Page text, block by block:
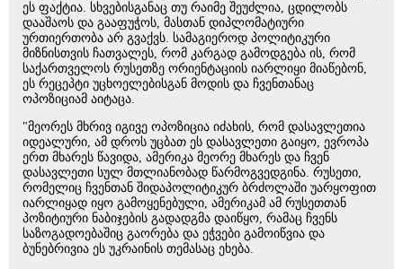
ეს ფაქტია. სხვებისგანაც თუ რაიმე შეუძლია, ცდილობს
დააშაოს და გააფუჭოს, მასთან დიპლომატიური
ურთიერთობა არ გვაქვს. სამაგიეროდ პოლიტიკური
მიზნისთვის ჩათვალეს, რომ კარგად გამოდგება ის, რომ
საქართველოს რუსეთზე ორიენტაციის იარლიყი მიაწებონ,
ეს რეცეპტი უცხოელებისგან მოდის და ჩვენთანაც
ოპოზიციამ აიტაცა.
"მეორეს მხრივ იგივე ოპოზიცია იძახის, რომ დასავლეთია
იდეალური, ამ დროს უცბათ ეს დასავლეთი გაიყო, ევროპა
ერთ მხარეს წავიდა, ამერიკა მეორე მხარეს და ჩვენ
დასავლეთი სულ მთლიანობად წარმოგვედგინა. რუსეთი,
რომელიც ჩვენთან შიდაპოლიტიკურ ბრძოლაში უარყოფით
იარლიყად იყო გამოყენებული, ამერიკამ ამ რუსეთთან
პოზიტიური ნაბიჯების გადადგმა დაიწყო, რამაც ჩვენს
საზოგადოებაშიც გაორება და ეჭვები გამოიწვია და
ბუნებრივია ეს უკრაინის თემასაც ეხება.